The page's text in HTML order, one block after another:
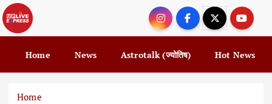
k
i
o
Home News Astrotalk (ज्योतिष) Hot News
Home